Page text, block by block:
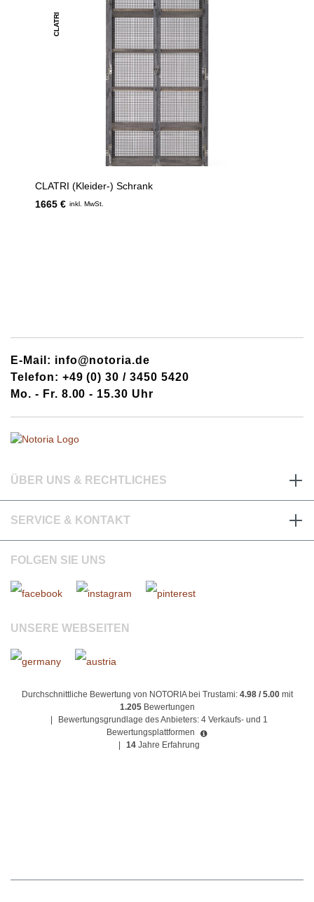
CLATRI
CLATRI (Kleider-) Schrank
1665 € inkl. MwSt.
E-Mail: info@notoria.de
Telefon: +49 (0) 30 / 3450 5420
Mo. - Fr. 8.00 - 15.30 Uhr
ÜBER UNS & RECHTLICHES
SERVICE & KONTAKT
FOLGEN SIE UNS
UNSERE WEBSEITEN
Durchschnittliche Bewertung von NOTORIA bei Trustami: 4.98 / 5.00mit
1.205 Bewertungen
Bewertungsgrundlage des Anbieters: 4 Verkaufs- und 1
Bewertungsplattformen
14 Jahre Erfahrung